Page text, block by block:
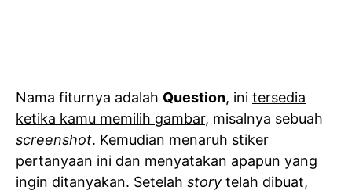
Nama fiturnya adalah Question, ini tersedia
ketika kamu memilih gambar, misalnya sebuah
screenshot. Kemudian menaruh stiker
pertanyaan ini dan menyatakan apapun yang
ingin ditanyakan. Setelah story telah dibuat,